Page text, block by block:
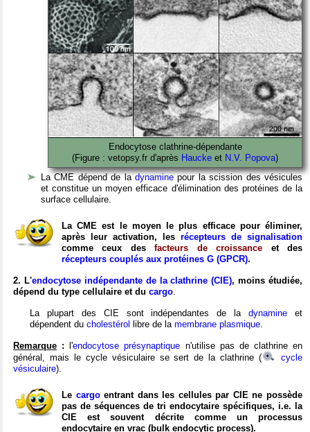
Endocytose clathrine-dépendante
(Figure : vetopsy.fr d'après Haucke et N.V. Popova)
La CME dépend de ladynaminepour la scission des vésicules
et constitue un moyen efficace d'élimination des protéines de la
surface cellulaire.
La CME est le moyen le plus efficace pour éliminer,
après leur activation, les récepteurs de signalisation
comme ceux desfacteurs de croissance et des
récepteurs couplés aux protéines G (GPCR).
2. L'endocytose indépendante de la clathrine (CIE), moins étudiée,
dépend du type cellulaire et du cargo
La plupart des CIE sont indépendantes de ladynamine et
dépendent du cholestérol libre de la membrane plasmique
Remarque : l'endocytose présynaptique n'utilise pas de clathrine en
général, mais le cycle vésiculaire se sert de la clathrine (
cycle
vésiculaire).
Le cargoentrant dans les cellules par CIE ne possède
pas de séquences de tri endocytaire spécifiques, i.e. la
CIE est souvent décrite comme un processus
endocytaire en vrac (bulk endocytic process).